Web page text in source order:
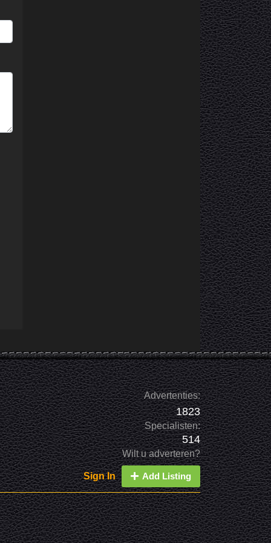
Advertenties:
1823
Specialisten:
514
Wilt u adverteren?
Sign In Add Listing